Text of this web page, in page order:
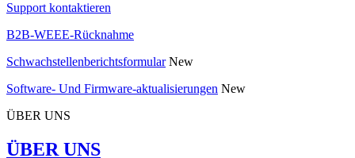
Support kontaktieren
B2B-WEEE-Rücknahme
Schwachstellenberichtsformular New
Software- Und Firmware-aktualisierungen New
ÜBER UNS
ÜBER UNS